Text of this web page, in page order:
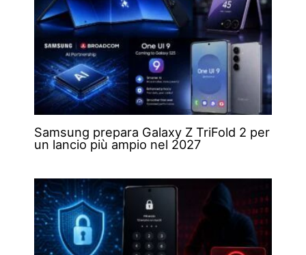
Samsung prepara Galaxy Z TriFold 2 per
un lancio più ampio nel 2027